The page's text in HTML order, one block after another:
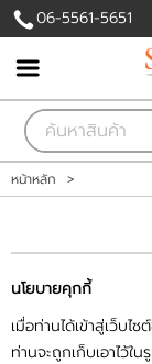
เข้าสู่ระบบ
สินค้
สินค้า
โรงงานของเ
06-5561-5651
หน้าหลัก >
นโยบายคุกกี้
เมื่อท่านได้เข้าสู่เว็บไ
ท่านจะถูกเก็บเอาไว้